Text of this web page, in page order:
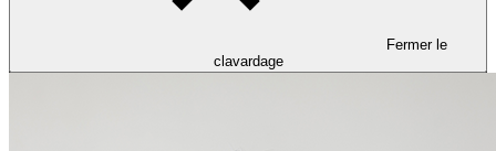
Fermer le
clavardage